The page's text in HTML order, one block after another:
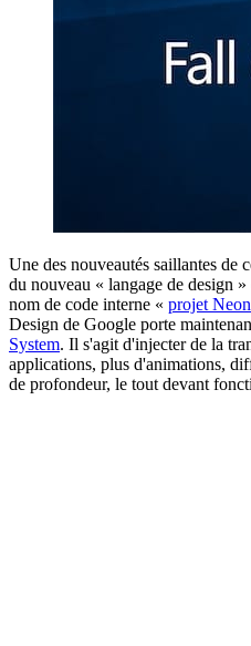
Une des nouveautés saillantes de
du nouveau « langage de design
nom de code interne « projet Neon
Design de Google porte
System. Il s'agit d'injecter de la
applications, plus d'animations,
de profondeur, le tout devant